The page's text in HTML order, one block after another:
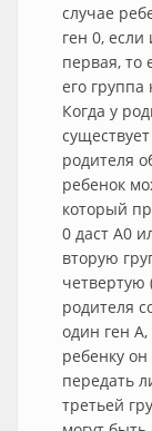
случае
ген 0, если
первая, то
его группа
Когда у
родителя
ребенок
который
0 даст А0
вторую
четвертую
родителя
один ген А,
ребенку
передать
третьей